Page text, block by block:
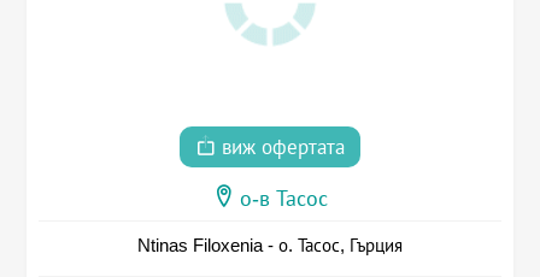
виж офертата
о-в Тасос
Ntinas Filoxenia - о. Тасос, Гърция